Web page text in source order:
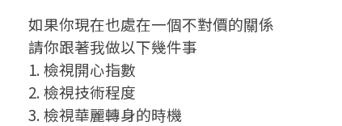
如果你現在也處在一個不對價的關係
請你跟著我做以下幾件事
1. 檢視開心指數
2. 檢視技術程度
3. 檢視華麗轉身的時機